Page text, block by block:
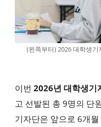
(왼쪽부터) 2026 대학생
이번 2026년 대학생기
고 선발된 총 9명의 단
기자단은 앞으로 6개